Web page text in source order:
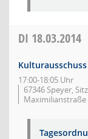
DI 18.03.2014
Kulturausschuss
17:00-18:05 Uhr
67346 Speyer,
Maximilianstraße